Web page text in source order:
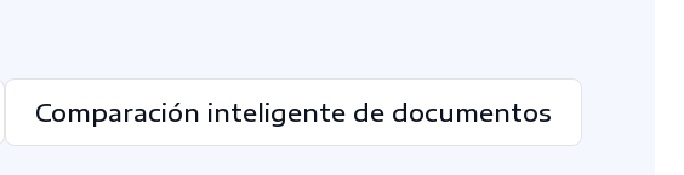
Comparación inteligente de documentos